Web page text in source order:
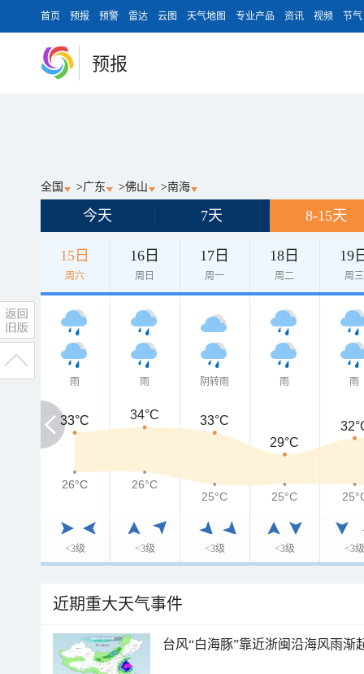
首页 预报 预警 雷达 云图 天气地图 专业产品 资讯 视频 节气
预报
全国 >广东 >佛山 >南海
今天 7天 8-15天
15日
周六
16日
周日
17日
周一
18日
周二
19
周三
雨
<3级
雨
<3级
阴转雨
<3级
雨
<3级
雨
<3级
33°C
33°C 34°C
33°C
29°C
26°C
26°C
26°C
25°C
25°C
近期重大天气事件
台风“白海豚”靠近浙闽沿海风雨渐